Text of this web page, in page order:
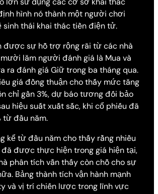
hình nó thành một người chơi
sinh thái khai thác tiền điện tử.
được sự hỗ trợ rộng rãi từ các nhà
lăm người đánh giá là Mua và
ra đánh giá Giữ trong ba tháng qua.
giá đồng thuận cho thấy mức tăng
chỉ gần 3%, dự báo tương đối bảo
hiệu suất xuất sắc, khi cổ phiếu đã
từ đầu năm.
kể từ đầu năm cho thấy rằng nhiều
được thực hiện trong giá hiện tại,
phân tích vẫn thấy còn chỗ cho sự
Bảng thành tích vận hành mạnh
và vị trí chiến lược trong lĩnh vực